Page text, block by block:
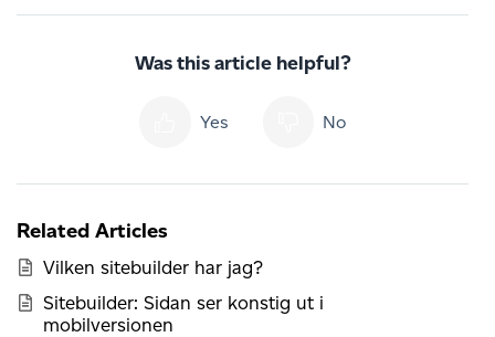
Was this article helpful?
Yes No
Related Articles
Vilken sitebuilder har jag?
Sitebuilder: Sidan ser konstig ut i
mobilversionen